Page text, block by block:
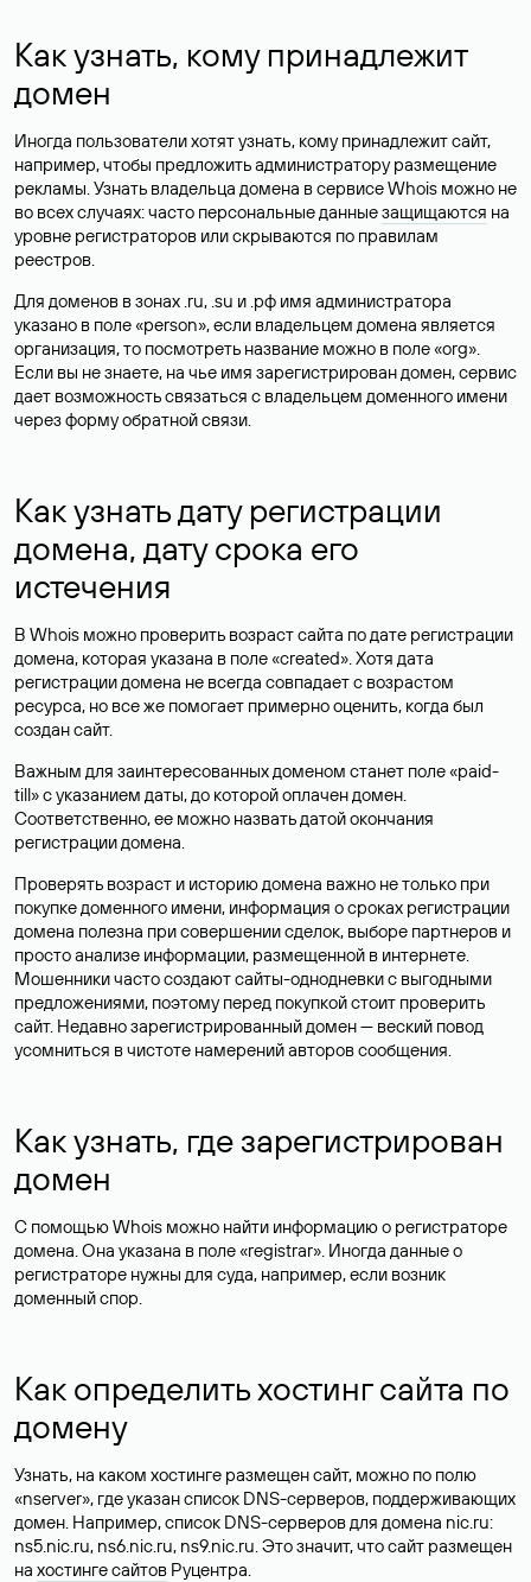
Как узнать, кому принадлежит
домен
Иногда пользователи хотят узнать, кому принадлежит сайт,
например, чтобы предложить администратору размещение
рекламы. Узнать владельца домена в сервисе Whois можно не
во всех случаях: часто персональные данныезащищаются на
уровне регистраторов или скрываются по правилам
реестров.
Для доменов в зонах .ru, .su и .рф имя администратора
указано в поле «person», если владельцем домена является
организация, то посмотреть название можно в поле «org».
Если вы не знаете, на чье имя зарегистрирован домен, сервис
дает возможность связаться с владельцем доменного имени
через форму обратной связи.
Как узнать дату регистрации
домена, дату срока его
истечения
В Whois можно проверить возраст сайта по дате регистрации
домена, которая указана в поле «created». Хотя дата
регистрации домена не всегда совпадает с возрастом
ресурса, но все же помогает примерно оценить, когда был
создан сайт.
Важным для заинтересованных доменом станет поле «paid-
till» с указанием даты, до которой оплачен домен.
Соответственно, ее можно назвать датой окончания
регистрации домена.
Проверять возраст и историю домена важно не только при
покупке доменного имени, информация о сроках регистрации
домена полезна при совершении сделок, выборе партнеров и
просто анализе информации, размещенной в интернете.
Мошенники часто создают сайты-однодневки с выгодными
предложениями, поэтому перед покупкой стоит проверить
сайт. Недавно зарегистрированный домен — веский повод
усомниться в чистоте намерений авторов сообщения.
Как узнать, где зарегистрирован
домен
С помощью Whois можно найти информацию о регистраторе
домена. Она указана в поле «registrar». Иногда данные о
регистраторе нужны для суда, например, если возник
доменный спор.
Как определить хостинг сайта по
домену
Узнать, на каком хостинге размещен сайт, можно по полю
«nserver», где указан список DNS-серверов, поддерживающих
домен. Например, список DNS-серверов для домена nic.ru:
ns5.nic.ru, ns6.nic.ru, ns9.nic.ru. Это значит, что сайт размещен
на хостинге сайтов Руцентра.